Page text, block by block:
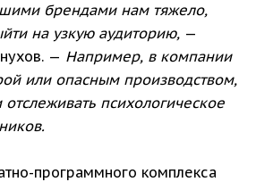
брендами нам тяжело,
на узкую аудиторию, —
— Например, в компании
или опасным производством,
психологическое
программного комплекса